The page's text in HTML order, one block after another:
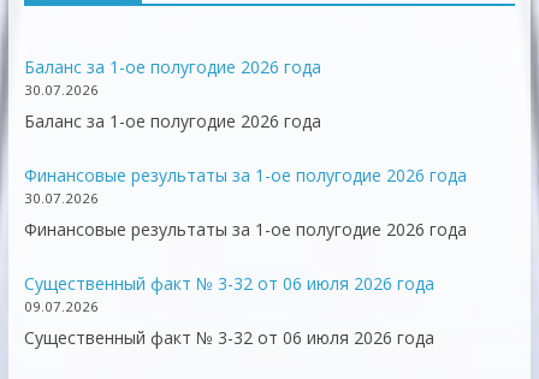
Баланс за 1-ое полугодие 2026 года
30.07.2026
Баланс за 1-ое полугодие 2026 года
Финансовые результаты за 1-ое полугодие 2026 года
30.07.2026
Финансовые результаты за 1-ое полугодие 2026 года
Существенный факт № 3-32 от 06 июля 2026 года
09.07.2026
Существенный факт № 3-32 от 06 июля 2026 года